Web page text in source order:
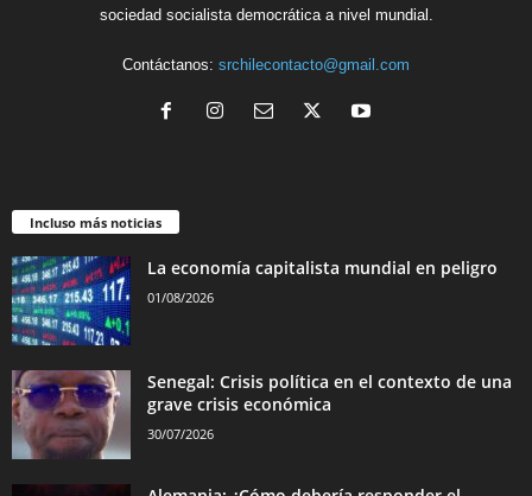
sociedad socialista democrática a nivel mundial.
Contáctanos: srchilecontacto@gmail.com
Incluso más noticias
La economía capitalista mundial en peligro
01/08/2026
Senegal: Crisis política en el contexto de una
grave crisis económica
30/07/2026